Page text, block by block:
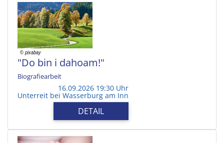
"Do bin i dahoam!"
Biografiearbeit
16.09.2026 19:30 Uhr
Unterreit bei Wasserburg am Inn
DETAIL